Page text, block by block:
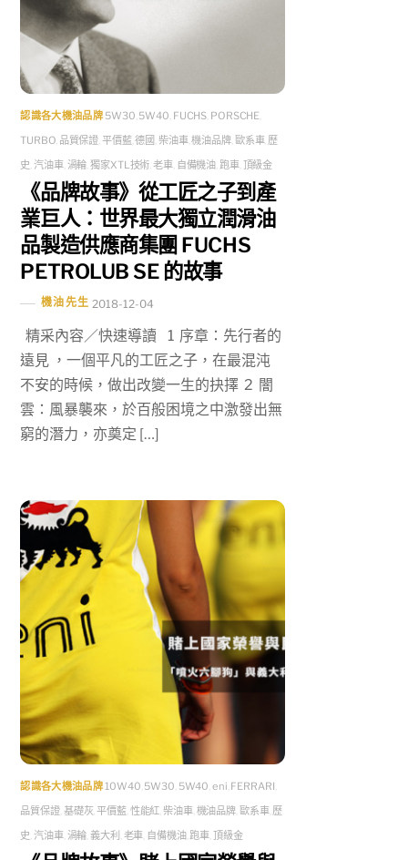
認識各大機油品牌 5W30,5W40, FUCHS, PORSCHE,
TURBO, 品質保證,平價藍,德國 ,柴油車,機油品牌, 歐系車, 歷
史, 汽油車, 渦輪,獨家XTL技術,老車, 自備機油,跑車,頂級金
《品牌故事》從工匠之子到產
業巨人：世界最大獨立潤滑油
品製造供應商集團 FUCHS
PETROLUB SE 的故事
機油先生 2018-12-04
精采內容／快速導讀 1 序章：先行者的
遠見 ，一個平凡的工匠之子，在最混沌
不安的時候，做出改變一生的抉擇 2 闇
雲：風暴襲來，於百般困境之中激發出無
窮的潛力，亦奠定 […]
認識各大機油品牌10W40,5W30, 5W40,eni,FERRARI,
品質保證,基礎灰,平價藍,性能紅,柴油車,機油品牌, 歐系車, 歷
史, 汽油車, 渦輪, 義大利 ,老車, 自備機油,跑車,頂級金